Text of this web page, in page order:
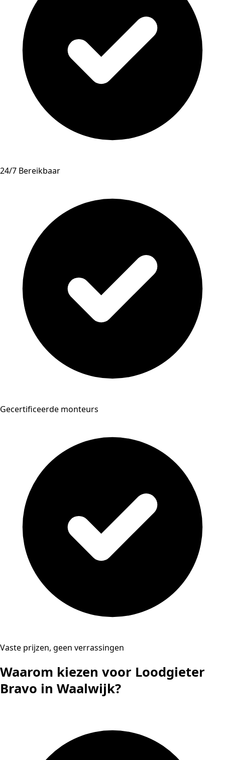
24/7 Bereikbaar
Gecertificeerde monteurs
Vaste prijzen, geen verrassingen
Waarom kiezen voor Loodgieter
Bravo in Waalwijk?